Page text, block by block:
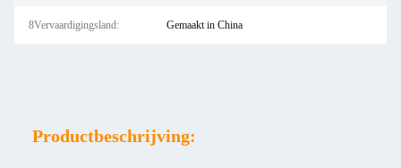
8Vervaardigingsland: Gemaakt in China
Productbeschrijving: